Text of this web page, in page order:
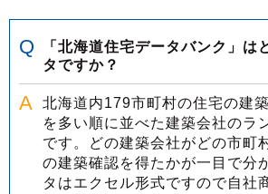
「北海道住宅データバンク」は
タですか？
北海道内179市町村の住宅の建
を多い順に並べた建築会社のラ
です。どの建築会社がどの市町
の建築確認を得たかが一目で分
タはエクセル形式ですので自社